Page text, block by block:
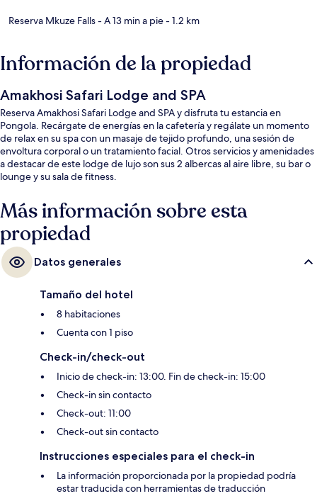
Reserva Mkuze Falls- A 13 min a pie- 1.2 km
Información de la propiedad
Amakhosi Safari Lodge and SPA
Reserva Amakhosi Safari Lodge and SPA y disfruta tu estancia en
Pongola. Recárgate de energías en la cafetería y regálate un momento
de relax en su spa con un masaje de tejido profundo, una sesión de
envoltura corporal o un tratamiento facial. Otros servicios y amenidades
a destacar de este lodge de lujo son sus 2 albercas al aire libre, su bar o
lounge y su sala de fitness.
Más información sobre esta
propiedad
Datos generales
Tamaño del hotel
8 habitaciones
Cuenta con 1 piso
Check-in/check-out
Inicio de check-in: 13:00. Fin de check-in: 15:00
Check-in sin contacto
Check-out: 11:00
Check-out sin contacto
Instrucciones especiales para el check-in
La información proporcionada por la propiedad podría
estar traducida con herramientas de traducción